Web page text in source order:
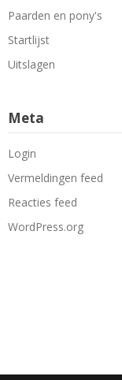
Paarden en pony's
Startlijst
Uitslagen
Meta
Login
Vermeldingen feed
Reacties feed
WordPress.org